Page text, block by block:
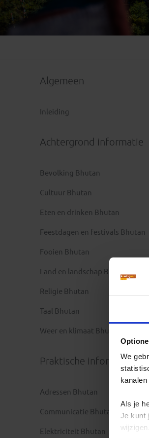
We
Als je
Je kunt
wijzigen.
Mongolië
Nepal
Tadzjikistan(1)
(8)
Algemeen
Inleiding
Achtergrond informatie
Bevolking Bhutan
Cultuur Bhutan
Eten en drinken Bhutan
Feestdagen en festivals Bhutan
Fooien Bhutan
Land en landschap Bhutan
Religie Bhutan
Taal Bhutan
Weer en klimaat Bhutan
Praktische informatie
Adressen Bhutan
Communicatie Bhutan
Elektriciteit Bhutan